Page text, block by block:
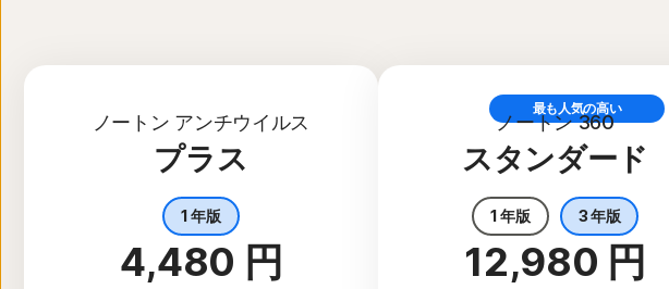
ノートン アンチウイルス
プラス
1 年版
4,480 円
最も人気の高い
ノートン 360
スタンダード
1 年版 3 年版
12,980 円